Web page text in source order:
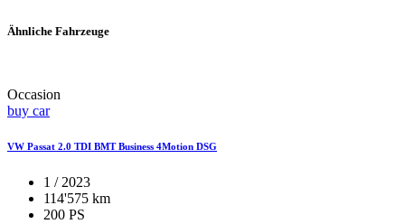
Ähnliche Fahrzeuge
Occasion
buy car
VW Passat 2.0 TDI BMT Business 4Motion DSG
1 / 2023
114'575 km
200 PS